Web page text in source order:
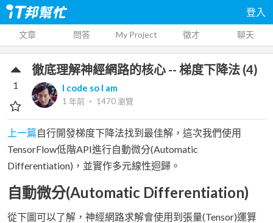
登入
文章 問答 My Project 徵才 聊天
徹底理解神經網路的核心 -- 梯度下降法 (4)
I code so I am
1 年前 ‧ 1470瀏覽
1
上一篇自行開發梯度下降法找到最佳解，這次我們使用
TensorFlow低階API進行自動微分(Automatic
Differentiation)，並實作多元線性迴歸。
自動微分(Automatic Differentiation)
從下圖可以了解，神經網路求解會使用到張量(Tensor)運算